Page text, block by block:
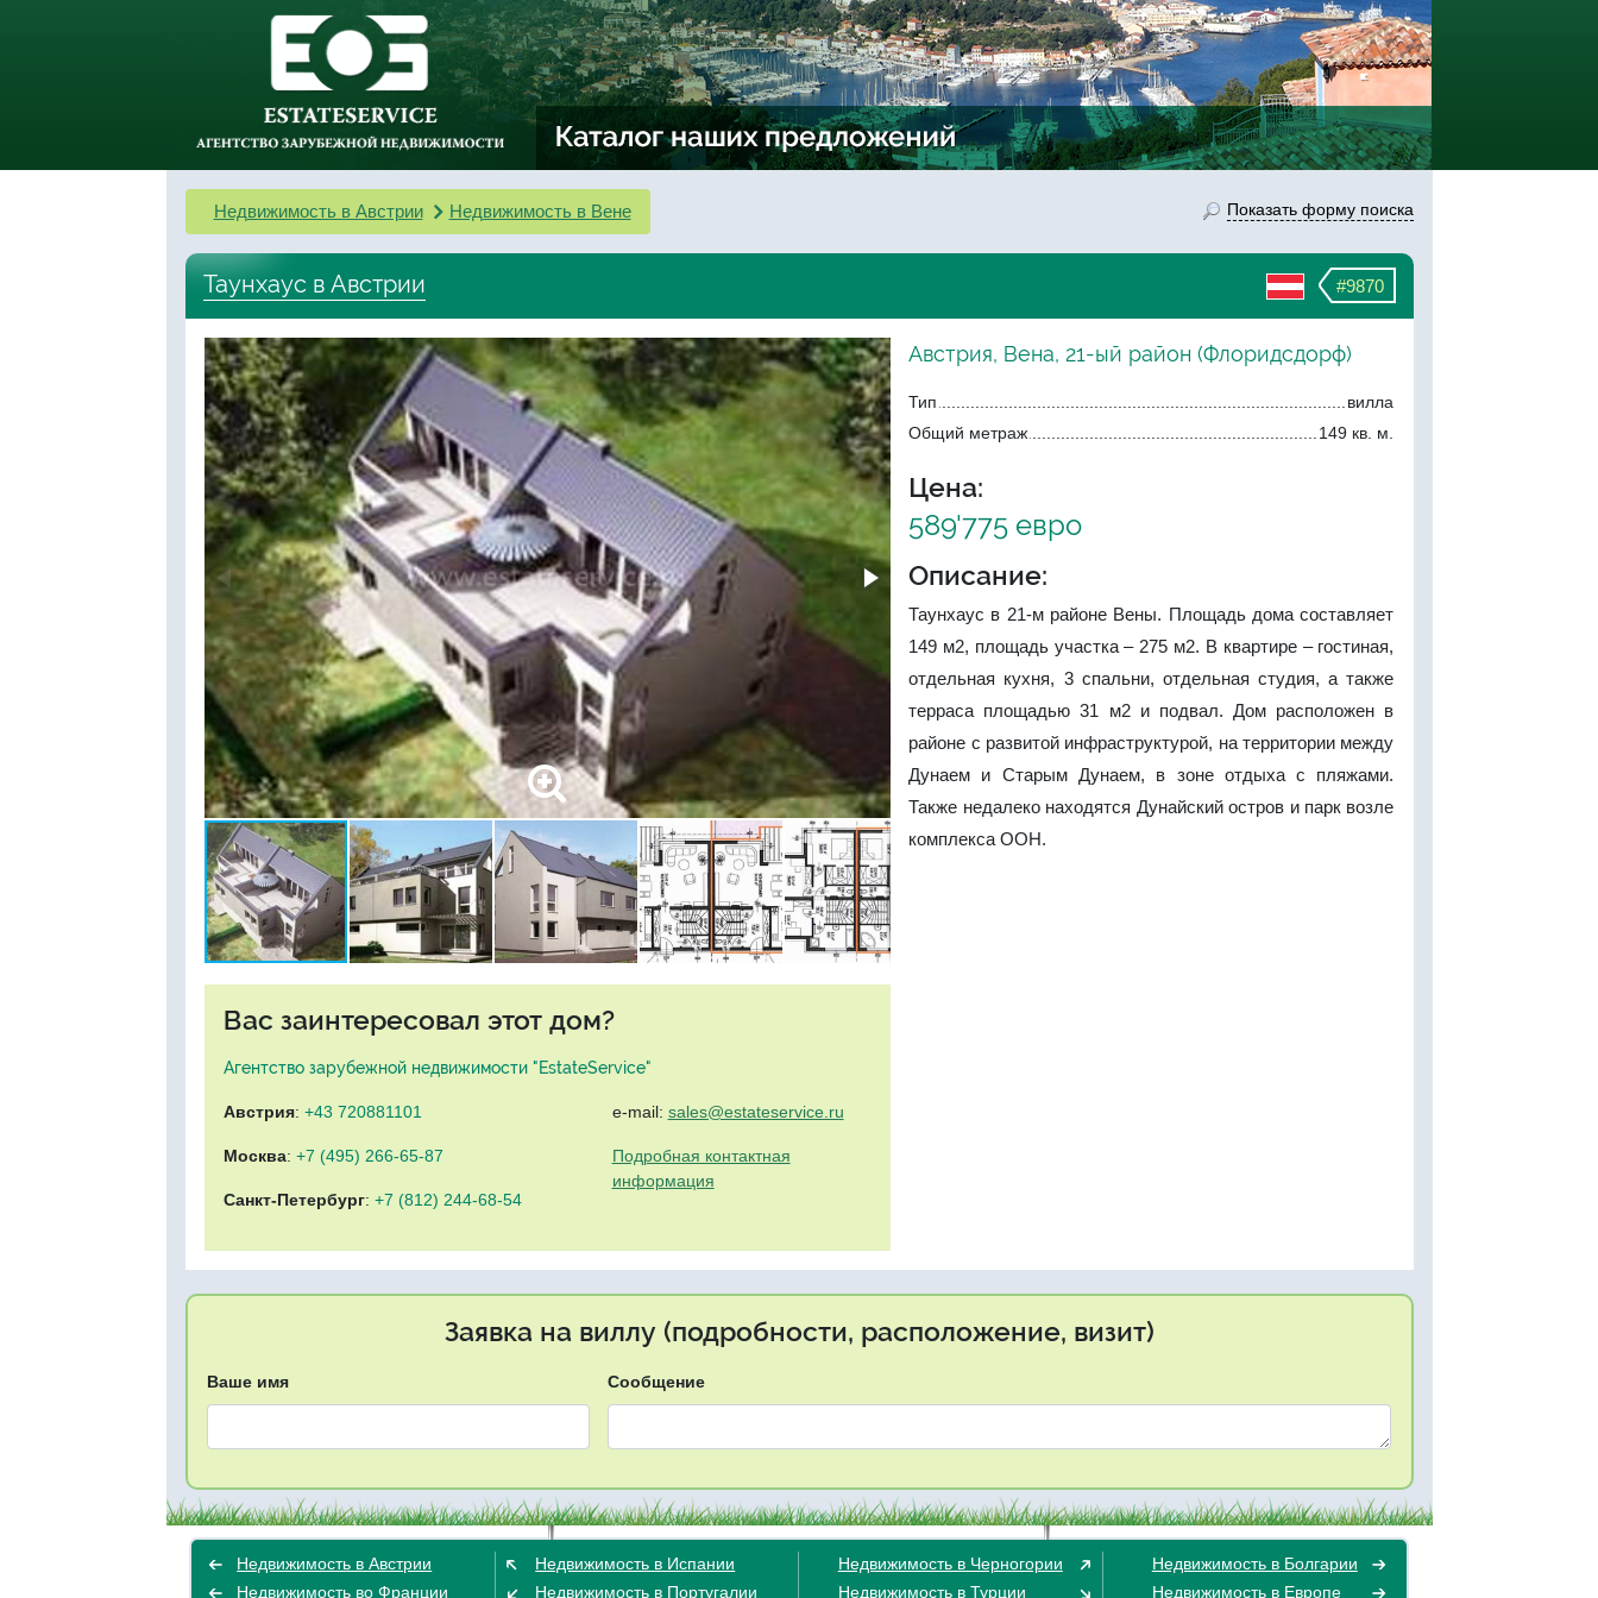
Недвижимость в Австрии Недвижимость в Вене Показать форму поиска
#9870
Таунхаус в Австрии
Вас заинтересовал этот дом?
Агентство зарубежной недвижимости "EstateService"
Австрия: +43 720881101
Москва: +7 (495) 266-65-87
Санкт-Петербург: +7 (812) 244-68-54
e-mail: sales@estateservice.ru
Подробная контактная
информация
Австрия, Вена, 21-ый район (Флоридсдорф)
Тип
вилла
Общий метраж
149 кв. м.
Цена:
589'775 евро
Описание:
Таунхаус в 21-м районе Вены. Площадь дома составляет
149 м2, площадь участка – 275 м2. В квартире – гостиная,
отдельная кухня, 3 спальни, отдельная студия, а также
терраса площадью 31 м2 и подвал. Дом расположен в
районе с развитой инфраструктурой, на территории между
Дунаем и Старым Дунаем, в зоне отдыха с пляжами.
Также недалеко находятся Дунайский остров и парк возле
комплекса ООН.
Заявка на виллу (подробности, расположение, визит)
Ваше имя Сообщение
Недвижимость в Австрии
Недвижимость во Франции
Недвижимость в Испании
Недвижимость в Португалии
Недвижимость в Черногории
Недвижимость в Турции
Недвижимость в Болгарии
Недвижимость в Европе